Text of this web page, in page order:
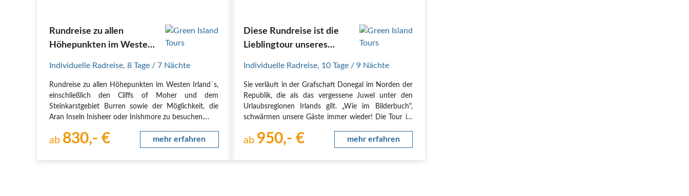
Rundreise zu allen
Höhepunkten im Westen
Individuelle Radreise, 8 Tage / 7 Nächte
Rundreise zu allen Höhepunkten im Westen Irland´s,
einschließlich den Cliffs of Moher und dem
Steinkarstgebiet Burren sowie der Möglichkeit, die
Aran Inseln Inisheer oder Inishmore zu besuchen.
denn man findet hier grüne sanfte Hügeln,
ab 830,- € mehr erfahren
Diese Rundreise ist die
Lieblingtour unseres
Individuelle Radreise, 10 Tage / 9 Nächte
Sie verläuft in der Grafschaft Donegal im Norden der
Republik, die als das vergessene Juwel unter den
Urlaubsregionen Irlands gilt. „Wie im Bilderbuch",
schwärmen unsere Gäste immer wieder! Die Tour ist
möchten.
ab 950,- € mehr erfahren